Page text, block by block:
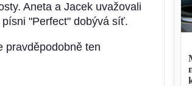
Aneta a Jacek uvažovali
"Perfect" dobývá síť.
pravděpodobně ten